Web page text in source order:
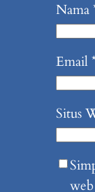
Nama
Email
Situs